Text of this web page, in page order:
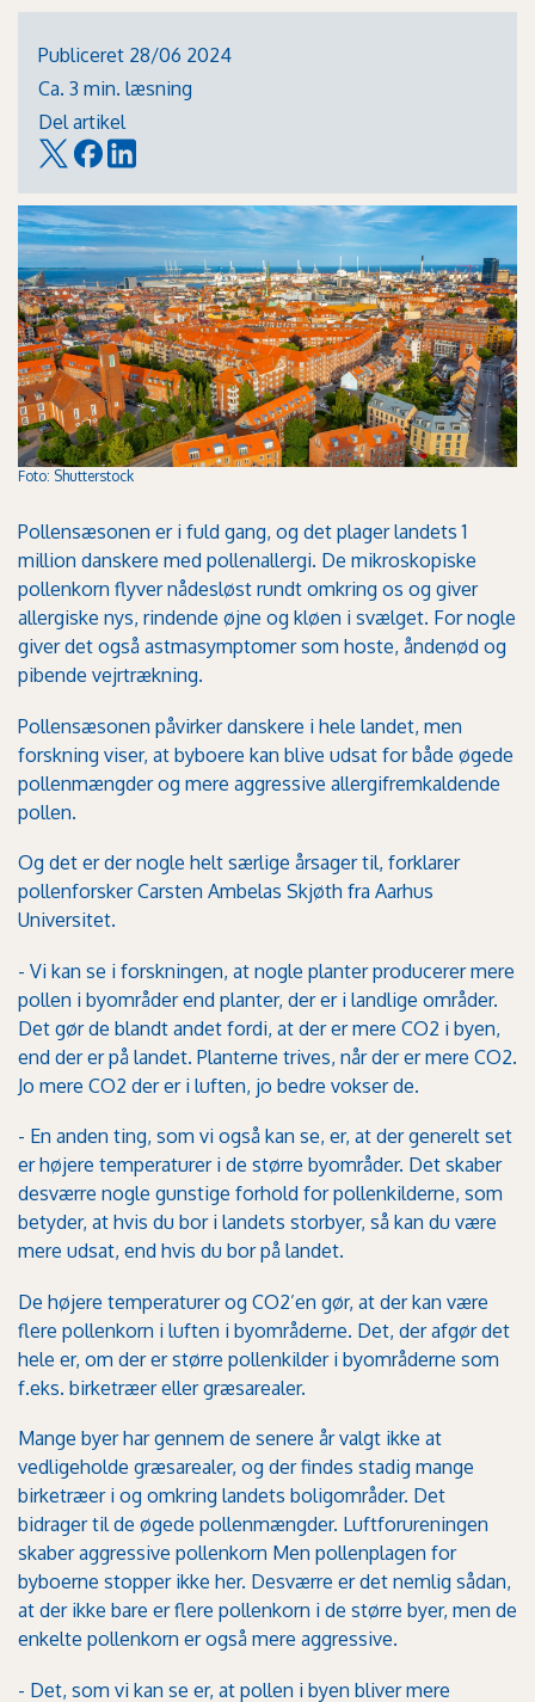
Publiceret 28/06 2024
Ca. 3 min. læsning
Del artikel
Foto: Shutterstock
Pollensæsonen er i fuld gang, og det plager landets 1
million danskere med pollenallergi. De mikroskopiske
pollenkorn flyver nådesløst rundt omkring os og giver
allergiske nys, rindende øjne og kløen i svælget. For nogle
giver det også astmasymptomer som hoste, åndenød og
pibende vejrtrækning.
Pollensæsonen påvirker danskere i hele landet, men
forskning viser, at byboere kan blive udsat for både øgede
pollenmængder og mere aggressive allergifremkaldende
pollen.
Og det er der nogle helt særlige årsager til, forklarer
pollenforsker Carsten Ambelas Skjøth fra Aarhus
Universitet.
- Vi kan se i forskningen, at nogle planter producerer mere
pollen i byområder end planter, der er i landlige områder.
Det gør de blandt andet fordi, at der er mere CO2 i byen,
end der er på landet. Planterne trives, når der er mere CO2.
Jo mere CO2 der er i luften, jo bedre vokser de.
- En anden ting, som vi også kan se, er, at der generelt set
er højere temperaturer i de større byområder. Det skaber
desværre nogle gunstige forhold for pollenkilderne, som
betyder, at hvis du bor i landets storbyer, så kan du være
mere udsat, end hvis du bor på landet.
De højere temperaturer og CO2’en gør, at der kan være
flere pollenkorn i luften i byområderne. Det, der afgør det
hele er, om der er større pollenkilder i byområderne som
f.eks. birketræer eller græsarealer.
Mange byer har gennem de senere år valgt ikke at
vedligeholde græsarealer, og der findes stadig mange
birketræer i og omkring landets boligområder. Det
bidrager til de øgede pollenmængder. Luftforureningen
skaber aggressive pollenkorn Men pollenplagen for
byboerne stopper ikke her. Desværre er det nemlig sådan,
at der ikke bare er flere pollenkorn i de større byer, men de
enkelte pollenkorn er også mere aggressive.
- Det, som vi kan se er, at pollen i byen bliver mere